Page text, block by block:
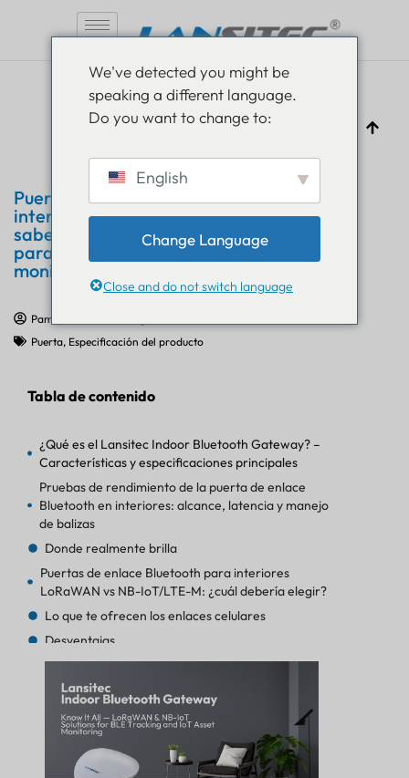
Puerta de enlace Bluetooth para
interiores de Lansitec: lo que necesita
saber: soluciones LoRaWAN y NB-IoT
para el seguimiento BLE y la
monitorización de activos IoT
Pam Luthra
Puerta, Especificación del producto
Tabla de contenido
¿Qué es el Lansitec Indoor Bluetooth Gateway? –
Características y especificaciones principales
Pruebas de rendimiento de la puerta de enlace
Bluetooth en interiores: alcance, latencia y manejo
de balizas
Donde realmente brilla
Puertas de enlace Bluetooth para interiores
LoRaWAN vs NB-IoT/LTE-M: ¿cuál debería elegir?
Lo que te ofrecen los enlaces celulares
Desventajas
Principales casos de uso: seguimiento de activos
BLE, monitoreo de personal y detección ambiental
Puerta de enlace Bluetooth para interiores NB-IoT
y LTE-M: ideal para entornos sin LoRaWAN
Ventajas y desventajas del Gateway BLE para
interiores de Lansitec
We've detected you might be
speaking a different language.
Do you want to change to:
English
Change Language
Close and do not switch language